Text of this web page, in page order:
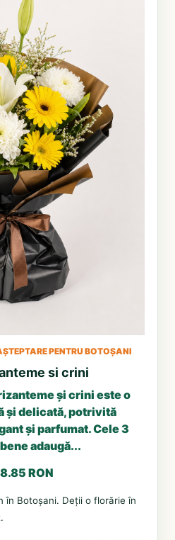
PENTRU BOTOȘANI
si crini
și crini este o
și delicată, potrivită
și parfumat. Cele 3
adaugă...
RON
în Botoșani. Deții o florărie în